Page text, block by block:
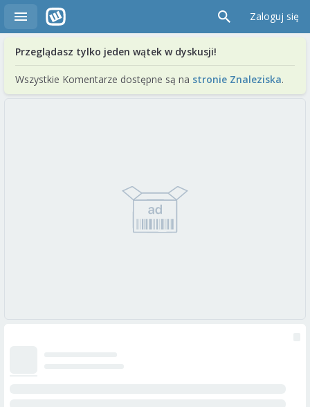
Zaloguj się
Przeglądasz tylko jeden wątek w dyskusji!
Wszystkie Komentarze dostępne są na stronie Znaleziska.